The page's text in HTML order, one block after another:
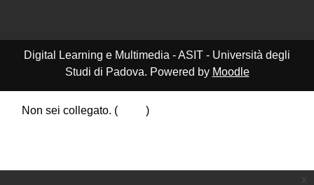
Digital Learning e Multimedia - ASIT - Università degli
Studi di Padova. Powered by Moodle
Non sei collegato. (
)